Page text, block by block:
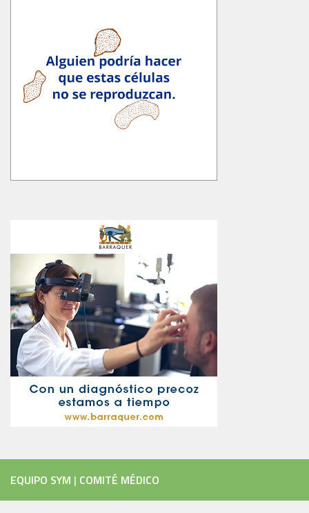
EQUIPO SYM | COMITÉ MÉDICO